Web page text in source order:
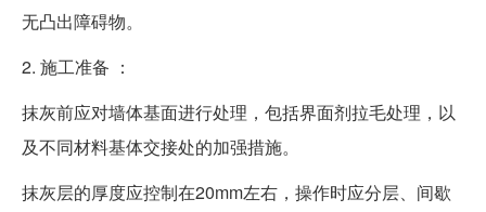
无凸出障碍物。
2. 施工准备 ：
抹灰前应对墙体基面进行处理，包括界面剂拉毛处理，以
及不同材料基体交接处的加强措施。
抹灰层的厚度应控制在20mm左右，操作时应分层、间歇